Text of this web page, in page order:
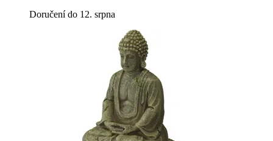
Doručení do 12. srpna